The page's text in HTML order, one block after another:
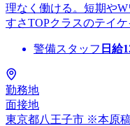
理なく働ける。短期や
すさTOPクラスのテイ
警備スタッフ 日給
勤務地
面接地
東京都八王子市 ※本原